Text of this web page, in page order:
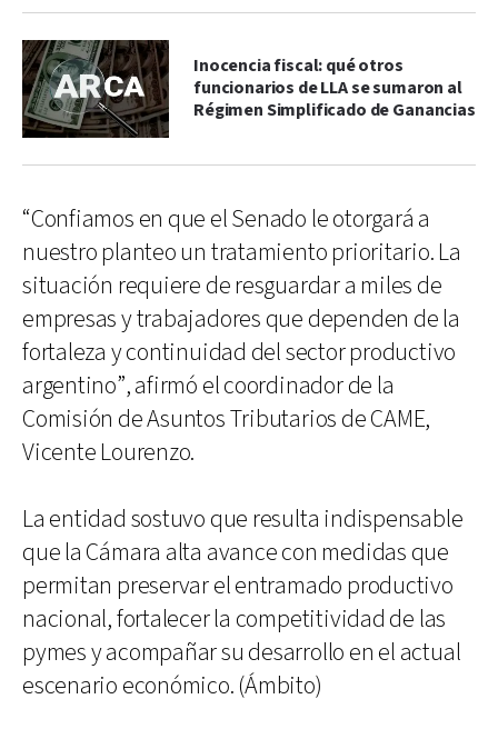
Inocencia fiscal: qué otros
funcionarios de LLA se sumaron al
Régimen Simplificado de Ganancias
“Confiamos en que el Senado le otorgará a
nuestro planteo un tratamiento prioritario. La
situación requiere de resguardar a miles de
empresas y trabajadores que dependen de la
fortaleza y continuidad del sector productivo
argentino”, afirmó el coordinador de la
Comisión de Asuntos Tributarios de CAME,
Vicente Lourenzo.
La entidad sostuvo que resulta indispensable
que la Cámara alta avance con medidas que
permitan preservar el entramado productivo
nacional, fortalecer la competitividad de las
pymes y acompañar su desarrollo en el actual
escenario económico. (Ámbito)